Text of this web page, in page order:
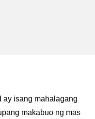
ay isang mahalagang
makabuo ng mas